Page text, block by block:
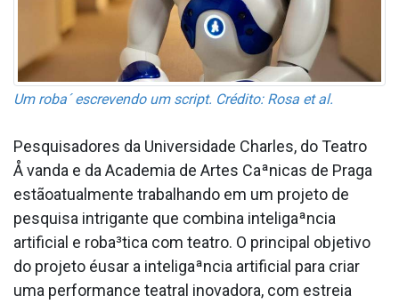
Um roba´ escrevendo um script. Crédito: Rosa et al.
Pesquisadores da Universidade Charles, do Teatro
Å vanda e da Academia de Artes Caªnicas de Praga
estãoatualmente trabalhando em um projeto de
pesquisa intrigante que combina inteligaªncia
artificial e roba³tica com teatro. O principal objetivo
do projeto éusar a inteligaªncia artificial para criar
uma performance teatral inovadora, com estreia